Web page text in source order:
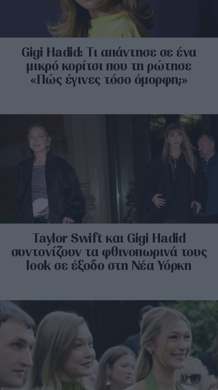
Gigi Hadid: Τι απάντησε σε ένα
μικρό κορίτσι που τη ρώτησε
«Πώς έγινες τόσο όμορφη;»
Taylor Swift και Gigi Hadid
συντονίζουν τα φθινοπωρινά τους
look σε έξοδο στη Νέα Υόρκη